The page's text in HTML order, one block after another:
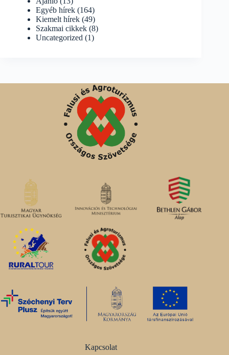
Egyéb hírek (164)
Kiemelt hírek (49)
Szakmai cikkek (8)
Uncategorized (1)
Kapcsolat